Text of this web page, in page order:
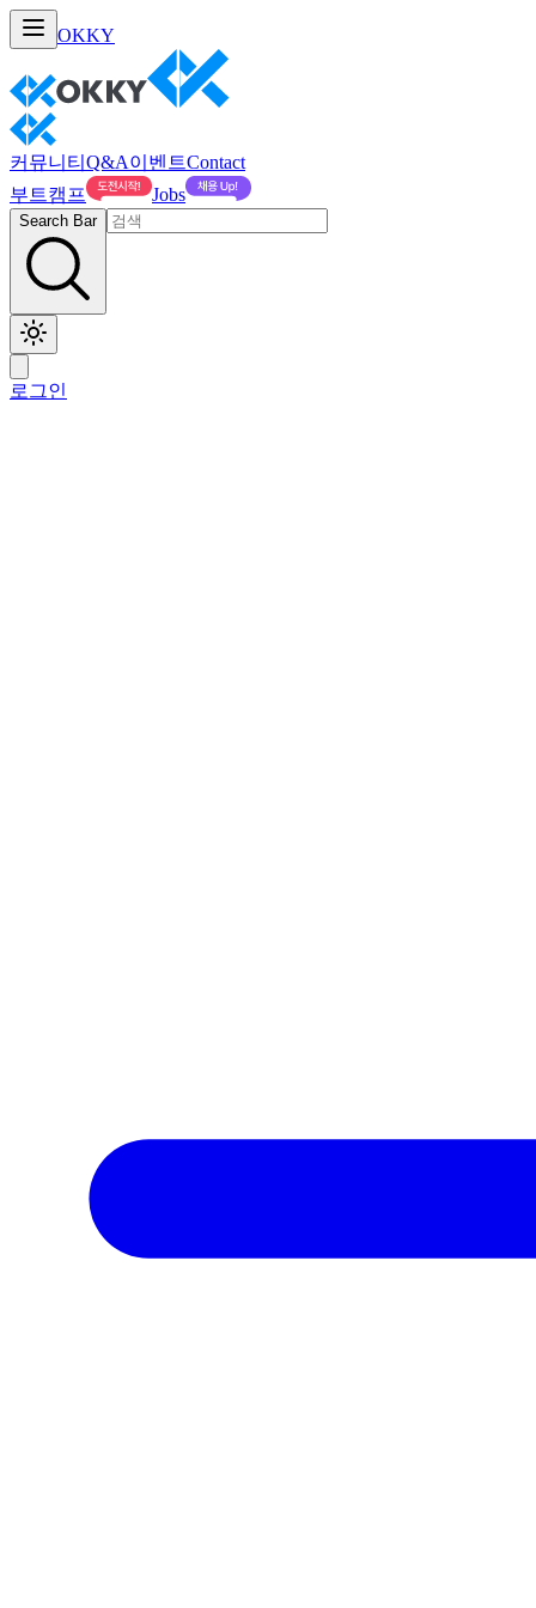
OKKY
커뮤니티 Q&A이벤트Contact
부트캠프
Jobs
Search Bar
로그인